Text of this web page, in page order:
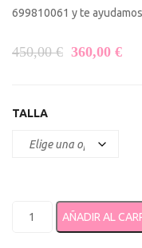
699810061 y te
450,00€ El precio
360,00 €
TALLA
TRAJE ALMIRANTE
AÑADIR AL